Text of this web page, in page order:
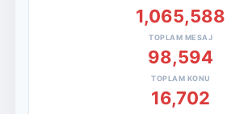
1,065,588
TOPLAM MESAJ
98,594
TOPLAM KONU
16,702